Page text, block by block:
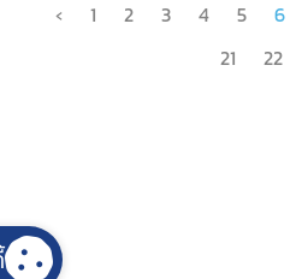
‹ 1 2 3 4 5 6
21
22